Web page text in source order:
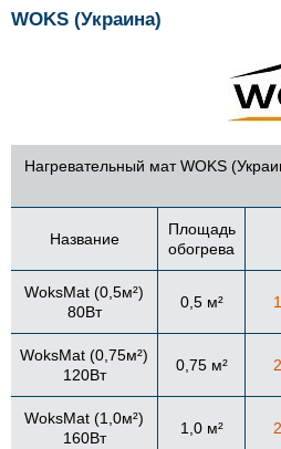
WOKS (Украина)
Нагревательный мат WOKS
Название
Площадь
обогрева
WoksMat (0,5м²)
80Вт
0,5 м²
WoksMat (0,75м²)
120Вт
0,75 м²
WoksMat (1,0м²)
160Вт
1,0 м²